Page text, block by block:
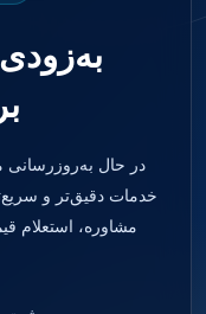
به‌زودی
در حال به‌روزرسانی
خدمات دقیق‌تر و
مشاوره، استعلام
صفحه اصلی
دندانپزشکی
مواد